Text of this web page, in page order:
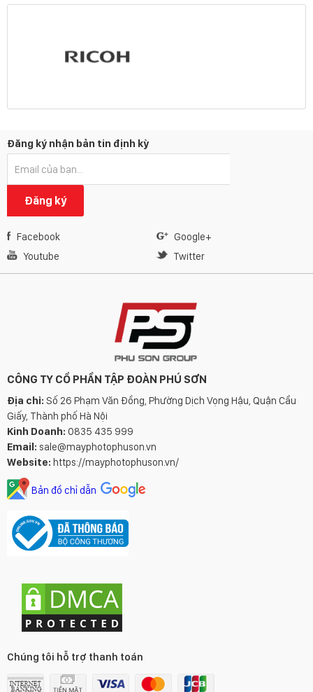
Đăng ký nhận bản tin định kỳ
Đăng ký
Facebook
Google+
Youtube
Twitter
CÔNG TY CỔ PHẦN TẬP ĐOÀN PHÚ SƠN
Địa chỉ: Số 26 Phạm Văn Đồng, Phường Dịch Vọng Hậu, Quận Cầu
Giấy, Thành phố Hà Nội
Kinh Doanh: 0835 435 999
Email: sale@mayphotophuson.vn
Website: https://mayphotophuson.vn/
Bản đồ chỉ dẫn
Chúng tôi hỗ trợ thanh toán